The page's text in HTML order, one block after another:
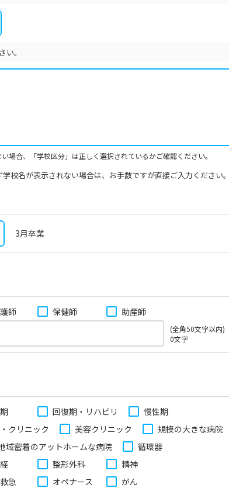
。
場合、「学校区分」は正しく選択されているかご確認ください。
校名が表示されない場合は、お手数ですが直接ご入力ください。
3月卒業
師 保健師
助産師
(全角50文字以内)
0文字
回復期・リハビリ
慢性期
クリニック 美容クリニック
規模の大きな病院
域密着のアットホームな病院
循環器
整形外科
精神
急 オペナース
がん